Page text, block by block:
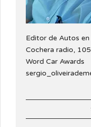
Editor de Autos
Cochera radio,
Word Car Awards